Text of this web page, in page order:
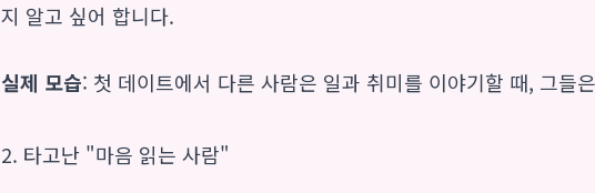
지 알고 싶어 합니다.
실제 모습: 첫 데이트에서 다른 사람은 일과 취미를 이야기할 때, 그
2. 타고난 "마음 읽는 사람"